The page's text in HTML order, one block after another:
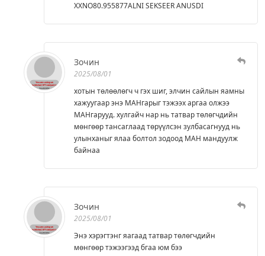
XXNO80.955877ALNI SEKSEER ANUSDI
Зочин
2025/08/01
хотын төлөөлөгч ч гэх шиг, элчин сайлын яамны
хажуугаар энэ МАНгарыг тэжээх аргаа олжээ
МАНгарууд. хулгайч нар нь татвар төлөгчдийн
мөнгөөр тансаглаад төрүүлсэн зулбасагнууд нь
улынханыг ялаа болтол зодоод МАН мандуулж
байнаа
Зочин
2025/08/01
Энэ хэрэгтэнг яагаад татвар төлөгчдийн
мөнгөөр тэжээгээд бгаа юм бээ